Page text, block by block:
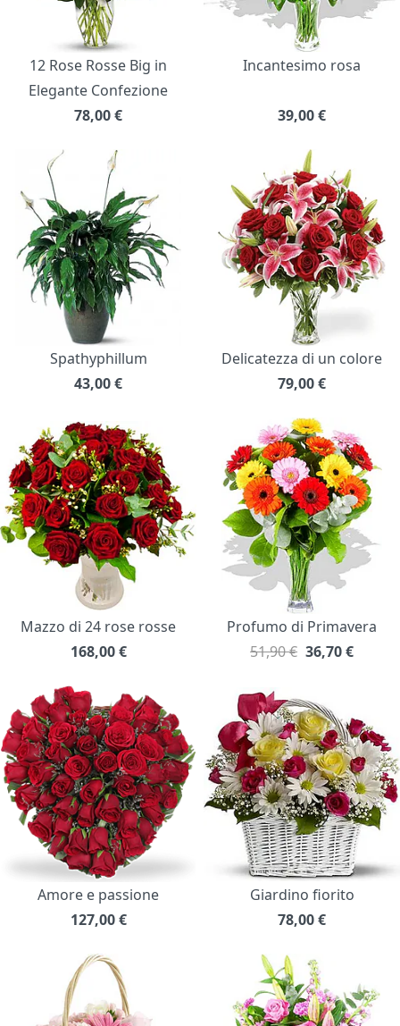
12 Rose Rosse Big in
Elegante Confezione
78,00€
Incantesimo rosa
39,00€
Spathyphillum
43,00€
Delicatezza di un colore
79,00€
Mazzo di 24 rose rosse
168,00 €
Profumo di Primavera
51,90 € 36,70€
Amore e passione
127,00 €
Giardino fiorito
78,00€